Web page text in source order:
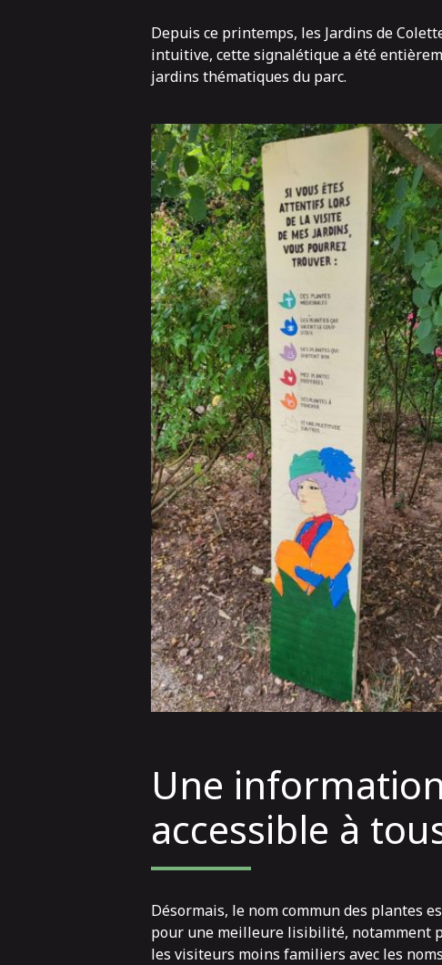
Depuis ce printemps, les Jardins de
intuitive, cette signalétique a été
jardins thématiques du parc.
Une
accessible à
Désormais, le nom commun des plantes
pour une meilleure lisibilité, notamment
les visiteurs moins familiers avec les